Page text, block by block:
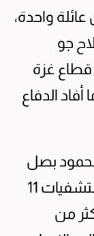
فلسطينياً بينهم 8 من عائلة واحدة،
جو
قطاع غزة
الدفاع
محمود بصل
لوكالة فرانس برس «نقل إلى المستشفيات 11
من